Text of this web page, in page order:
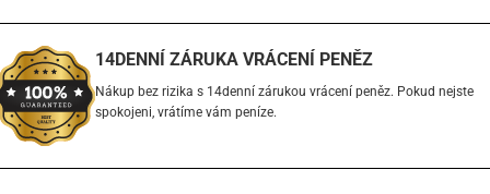
14DENNÍ ZÁRUKA VRÁCENÍ PENĚZ
Nákup bez rizika s 14denní zárukou vrácení peněz. Pokud nejste
spokojeni, vrátíme vám peníze.